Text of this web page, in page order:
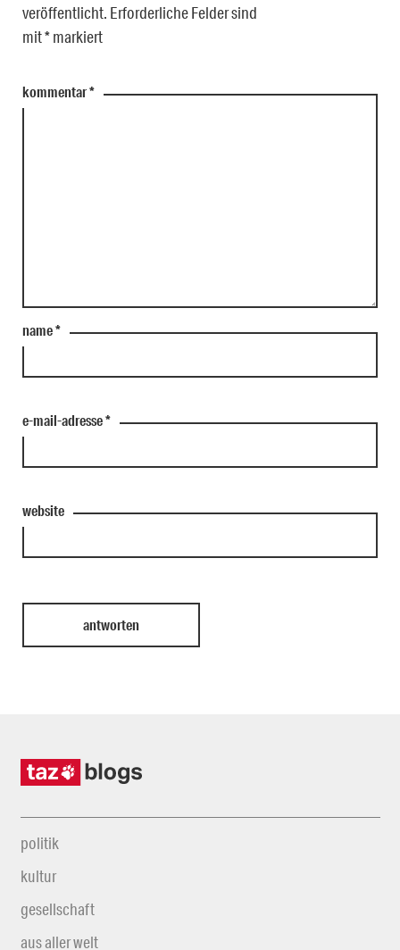
veröffentlicht. Erforderliche Felder sind
mit*markiert
kommentar*
name*
e-mail-adresse*
website
politik
kultur
gesellschaft
aus aller welt